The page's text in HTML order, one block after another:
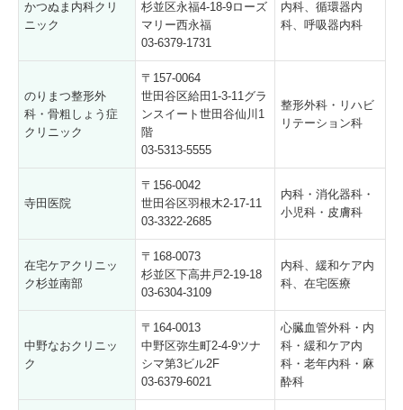
かつぬま内科クリ
ニック
杉並区永福4-18-9ローズ
マリー西永福
03-6379-1731
内科、循環器内
科、呼吸器内科
のりまつ整形外
科・骨粗しょう症
クリニック
〒157-0064
世田谷区給田1-3-11グラ
ンスイート世田谷仙川1
階
03-5313-5555
整形外科・リハビ
リテーション科
寺田医院
〒156-0042
世田谷区羽根木2-17-11
03-3322-2685
内科・消化器科・
小児科・皮膚科
在宅ケアクリニッ
ク杉並南部
〒168-0073
杉並区下高井戸2-19-18
03-6304-3109
内科、緩和ケア内
科、在宅医療
中野なおクリニッ
ク
〒164-0013
中野区弥生町2-4-9ツナ
シマ第3ビル2F
03-6379-6021
心臓血管外科・内
科・緩和ケア内
科・老年内科・麻
酔科